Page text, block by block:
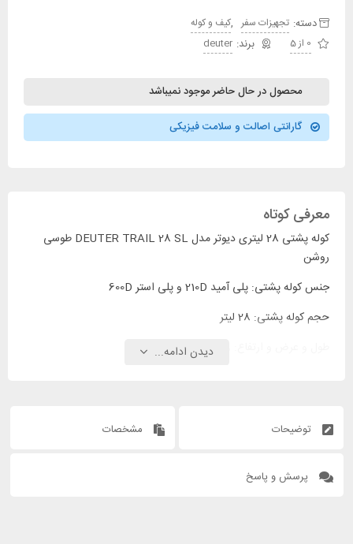
دسته: تجهیزات سفر , کیف و کوله
0 از 5
deuter
محصول در حال حاضر موجود نمیباشد
گارانتی اصالت و سلامت فیزیکی
معرفی کوتاه
کوله پشتی 28 لیتری دیوتر مدل DEUTER TRAIL 28 SL طوسی
روشن
جنس کوله پشتی: پلی آمید 210D و پلی استر 600D
حجم کوله پشتی: 28 لیتر
دیدن ادامه...
توضیحات مشخصات
پرسش و پاسخ